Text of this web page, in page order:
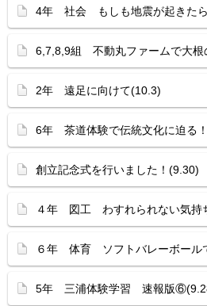
4年 社会 もしも地震が起きた
6,7,8,9組 不動丸ファームで大根
2年 遠足に向けて(10.3)
6年 茶道体験で伝統文化に迫る
創立記念式を行いました！(9.30)
４年 図工 わすれられない気持
６年 体育 ソフトバレーボール
5年 三浦体験学習 速報版